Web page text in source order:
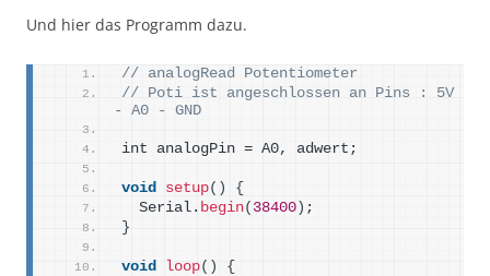
Und hier das Programm dazu.
// analogRead Potentiometer
// Poti ist angeschlossen an Pins : 5V
- A0 - GND
int analogPin = A0, adwert;
void setup()
{
  Serial.
begin( 38400 ) ;
}
void loop()
{